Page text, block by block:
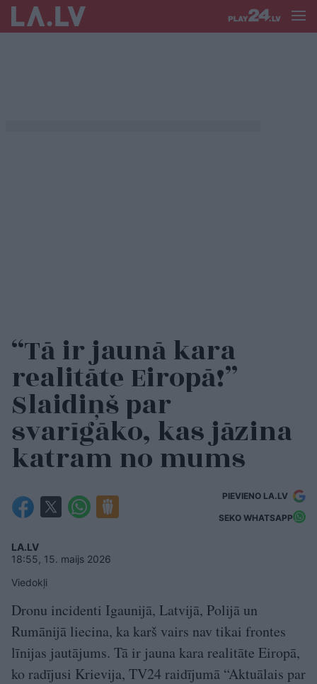
“Tā ir jaunā kara
realitāte Eiropā!”
Slaidiņš par
svarīgāko, kas jāzina
katram no mums
PIEVIENO LA.LV
SEKO WHATSAPP
LA.LV
18:55, 15. maijs 2026
Viedokļi
Dronu incidenti Igaunijā, Latvijā, Polijā un
Rumānijā liecina, ka karš vairs nav tikai frontes
līnijas jautājums. Tā ir jauna kara realitāte Eiropā,
ko radījusi Krievija, TV24 raidījumā “Aktuālais par